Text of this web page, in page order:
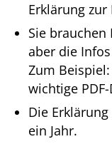
Erklärung zur
Sie brauchen
aber die
Zum
wichtige
Die
ein Jahr.